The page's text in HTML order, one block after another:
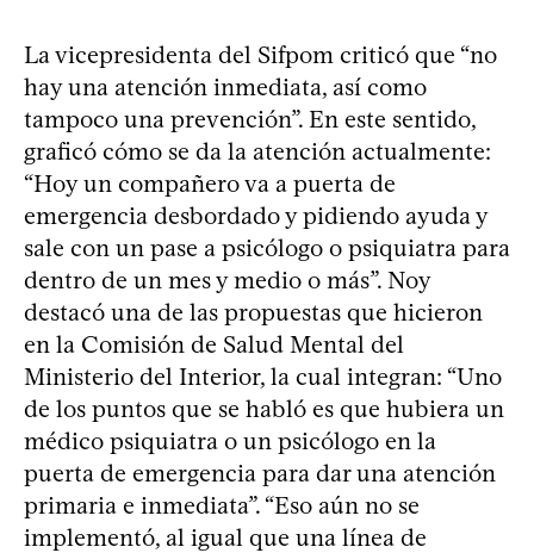
La vicepresidenta del Sifpom criticó que “no
hay una atención inmediata, así como
tampoco una prevención”. En este sentido,
graficó cómo se da la atención actualmente:
“Hoy un compañero va a puerta de
emergencia desbordado y pidiendo ayuda y
sale con un pase a psicólogo o psiquiatra para
dentro de un mes y medio o más”. Noy
destacó una de las propuestas que hicieron
en la Comisión de Salud Mental del
Ministerio del Interior, la cual integran: “Uno
de los puntos que se habló es que hubiera un
médico psiquiatra o un psicólogo en la
puerta de emergencia para dar una atención
primaria e inmediata”. “Eso aún no se
implementó, al igual que una línea de